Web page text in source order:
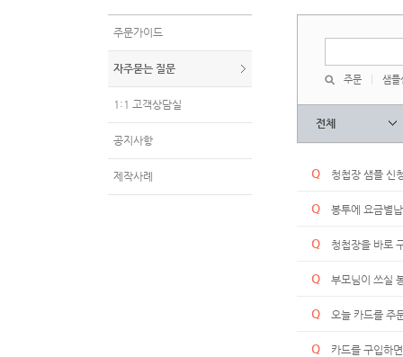
주문가이드
자주묻는 질문
1:1 고객상담실
공지사항
제작사례
주문 샘플
전체
Q 청첩장 샘플 신
Q 봉투에 요금별
Q 청첩장을 바로
Q 부모님이 쓰실
Q 오늘 카드를 주
Q 카드를 구입하